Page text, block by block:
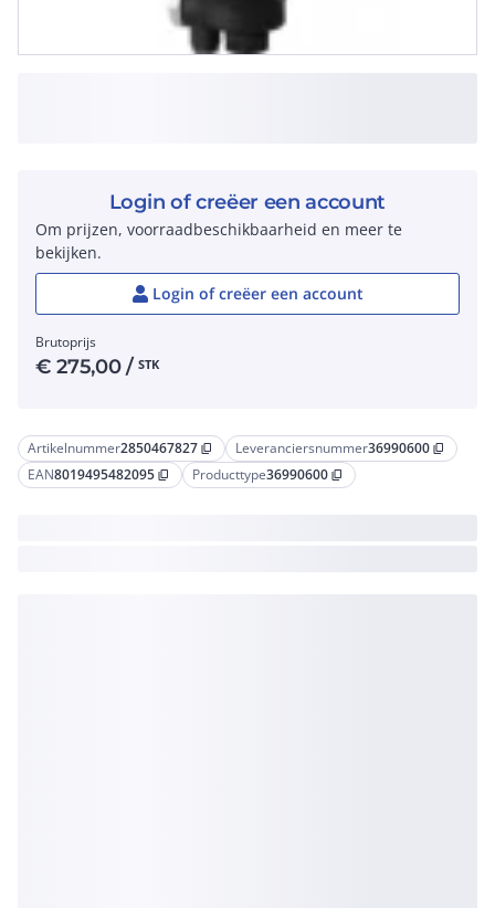
Artikelnummer2850467827 content_copy Leveranciersnummer36990600 content_copy
EAN8019495482095 content_copy Producttype36990600 content_copy
Login of creëer een account
Om prijzen, voorraadbeschikbaarheid en meer te
bekijken.
Login of creëer een account
Brutoprijs
€275,00/ STK